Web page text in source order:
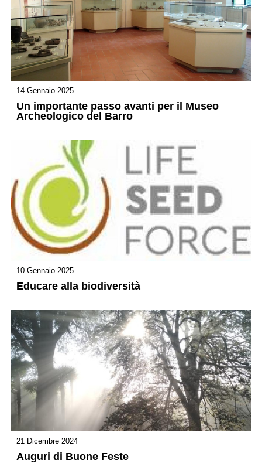
14 Gennaio 2025
Un importante passo avanti per il Museo
Archeologico del Barro
10 Gennaio 2025
Educare alla biodiversità
21 Dicembre 2024
Auguri di Buone Feste